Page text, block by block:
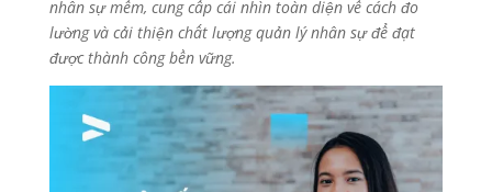
nhân sự mềm, cung cấp cái nhìn toàn diện về cách đo
lường và cải thiện chất lượng quản lý nhân sự để đạt
được thành công bền vững.